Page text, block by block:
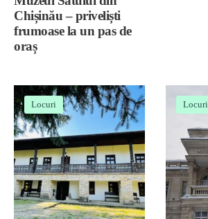
Chișinău – priveliști
frumoase la un pas de
oraș
Locuri Locuri